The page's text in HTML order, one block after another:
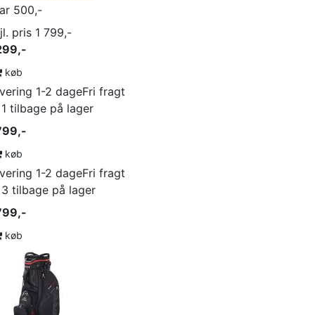
500,-
pris 1 799,-
køb
1-2 dageFri fragt
tilbage på lager
køb
1-2 dageFri fragt
tilbage på lager
køb